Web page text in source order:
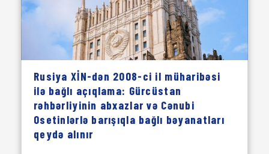
Rusiya XİN-dən 2008-ci il müharibəsi
ilə bağlı açıqlama: Gürcüstan
rəhbərliyinin abxazlar və Cənubi
Osetinlərlə barışıqla bağlı bəyanatları
qeydə alınır